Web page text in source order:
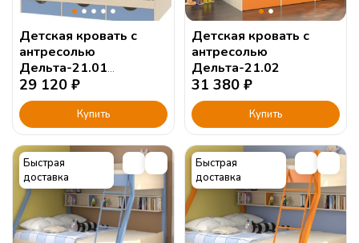
Детская кровать с
антресолью
Дельта-21.01
120х190см.
29 120 ₽
Купить
Детская кровать с
антресолью
Дельта-21.02
31 380 ₽
Купить
Быстрая
доставка
Быстрая
доставка